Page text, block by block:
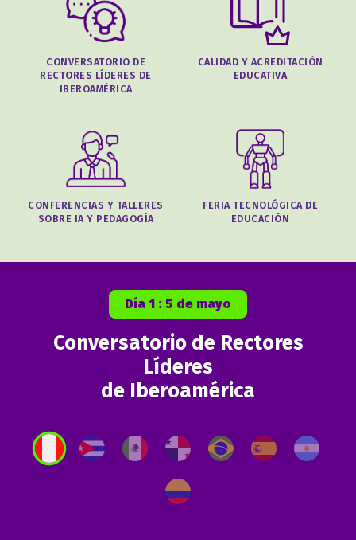
CONVERSATORIO DE
RECTORES LÍDERES DE
IBEROAMÉRICA
CALIDAD Y ACREDITACIÓN
EDUCATIVA
CONFERENCIAS Y TALLERES
SOBRE IA Y PEDAGOGÍA
FERIA TECNOLÓGICA DE
EDUCACIÓN
Día 1 : 5 de mayo
Conversatorio de Rectores
Líderes
de Iberoamérica